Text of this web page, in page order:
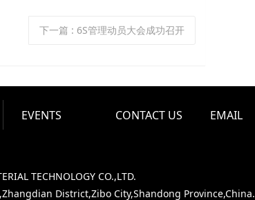
下一篇 : 6S管理动员大会成功召开
EVENTS CONTACT US EMAIL
TECHNOLOGY CO.,LTD.
District,Zibo City,Shandong Province,China.